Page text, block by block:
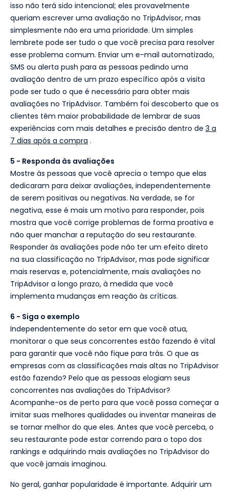
isso não terá sido intencional; eles provavelmente
queriam escrever uma avaliação no TripAdvisor, mas
simplesmente não era uma prioridade. Um simples
lembrete pode ser tudo o que você precisa para resolver
esse problema comum. Enviar um e-mail automatizado,
SMS ou alerta push para as pessoas pedindo uma
avaliação dentro de um prazo específico após a visita
pode ser tudo o que é necessário para obter mais
avaliações no TripAdvisor. Também foi descoberto que os
clientes têm maior probabilidade de lembrar de suas
experiências com mais detalhes e precisão dentro de 3 a
7 dias após a compra .
5 - Responda às avaliações
Mostre às pessoas que você aprecia o tempo que elas
dedicaram para deixar avaliações, independentemente
de serem positivas ou negativas. Na verdade, se for
negativa, esse é mais um motivo para responder, pois
mostra que você corrige problemas de forma proativa e
não quer manchar a reputação do seu restaurante.
Responder às avaliações pode não ter um efeito direto
na sua classificação no TripAdvisor, mas pode significar
mais reservas e, potencialmente, mais avaliações no
TripAdvisor a longo prazo, à medida que você
implementa mudanças em reação às críticas.
6 - Siga o exemplo
Independentemente do setor em que você atua,
monitorar o que seus concorrentes estão fazendo é vital
para garantir que você não fique para trás. O que as
empresas com as classificações mais altas no TripAdvisor
estão fazendo? Pelo que as pessoas elogiam seus
concorrentes nas avaliações do TripAdvisor?
Acompanhe-os de perto para que você possa começar a
imitar suas melhores qualidades ou inventar maneiras de
se tornar melhor do que eles. Antes que você perceba, o
seu restaurante pode estar correndo para o topo dos
rankings e adquirindo mais avaliações no TripAdvisor do
que você jamais imaginou.
No geral, ganhar popularidade é importante. Adquirir um